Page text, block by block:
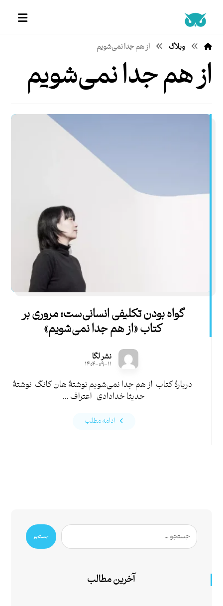
وبلاگ از هم جدا نمی‌شویم
از هم جدا نمی‌شویم
گواه بودن تکلیفی انسانی‌ست؛ مروری بر
کتاب «از هم جدا نمی‌شویم»
نشر لگا
۱۴۰۴-۰۹-۱۱
دربارۀ کتاب از هم جدا نمی‌شویم نوشتۀ هان کانگ نوشتۀ
حدیثا خدادادی اعتراف ...
ادامه مطلب
جستجو
آخرین مطالب